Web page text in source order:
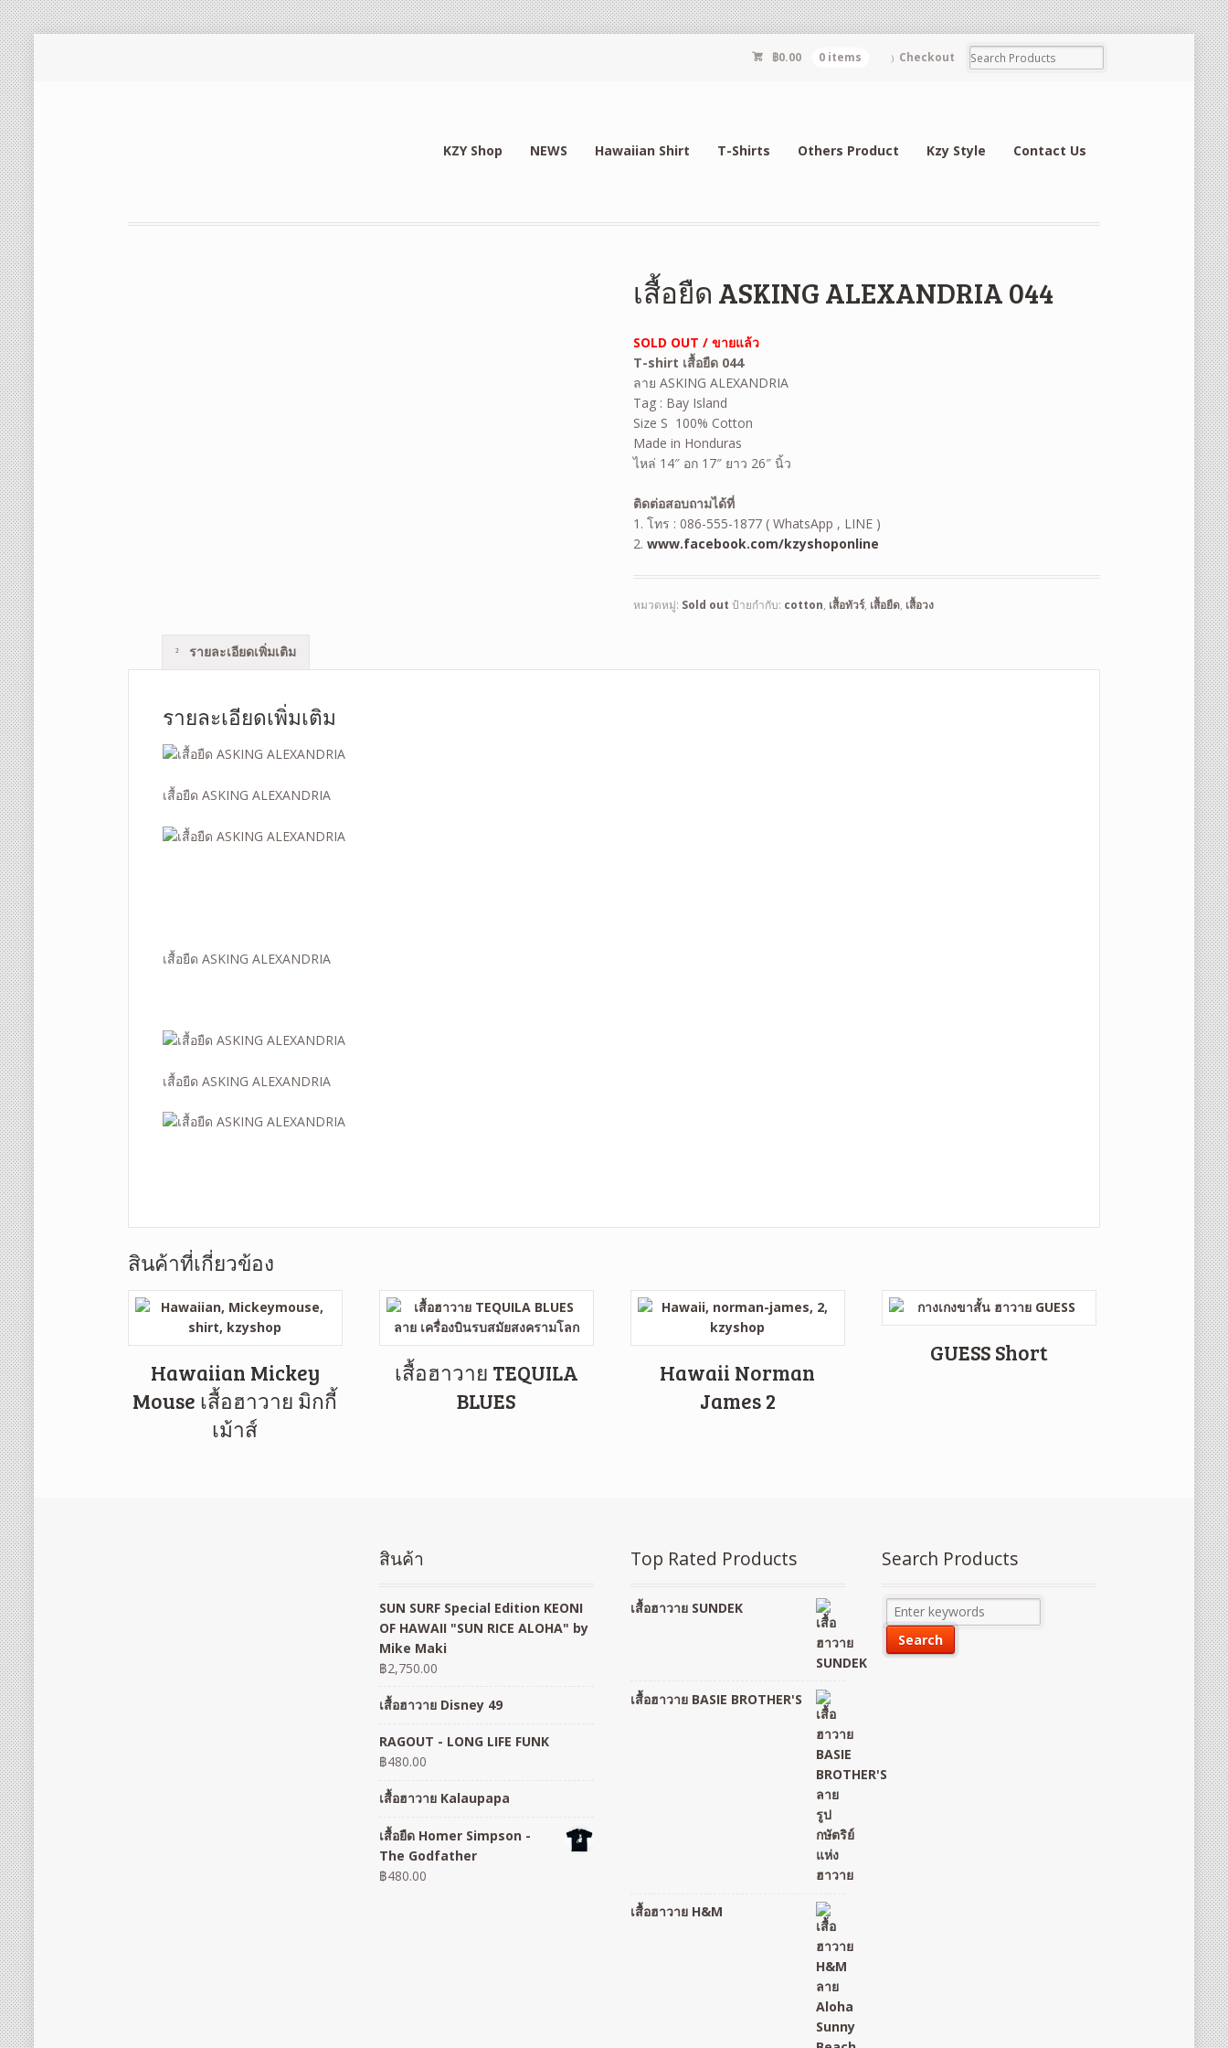
฿0.00 0 items Checkout
KZY Shop NEWS Hawaiian Shirt T-Shirts Others Product Kzy Style Contact Us
เสื้อยืด ASKING ALEXANDRIA 044
SOLD OUT / ขายแล้ว
T-shirt เสื้อยืด 044
ลาย ASKING ALEXANDRIA
Tag : Bay Island
Size S 100% Cotton
Made in Honduras
ไหล่ 14″ อก 17″ ยาว 26″ นิ้ว
ติดต่อสอบถามได้ที่
1. โทร : 086-555-1877 ( WhatsApp , LINE )
2.www.facebook.com/kzyshoponline
หมวดหมู่: Sold out ป้ายกำกับ: cotton, เสื้อทัวร์, เสื้อยืด, เสื้อวง
รายละเอียดเพิ่มเติม
รายละเอียดเพิ่มเติม
เสื้อยืด ASKING ALEXANDRIA
เสื้อยืด ASKING ALEXANDRIA
เสื้อยืด ASKING ALEXANDRIA
สินค้าที่เกี่ยวข้อง
Hawaiian Mickey
Mouse เสื้อฮาวาย มิกกี้
เม้าส์
เสื้อฮาวาย TEQUILA
BLUES
Hawaii Norman
James 2
GUESS Short
สินค้า
SUN SURF Special Edition KEONI
OF HAWAII "SUN RICE ALOHA" by
Mike Maki
฿2,750.00
เสื้อฮาวาย Disney 49
RAGOUT - LONG LIFE FUNK
฿480.00
เสื้อฮาวาย Kalaupapa
เสื้อยืด Homer Simpson -
The Godfather
฿480.00
Top Rated Products
เสื้อฮาวาย SUNDEK
เสื้อฮาวาย BASIE BROTHER'S
เสื้อฮาวาย H&M
Search Products